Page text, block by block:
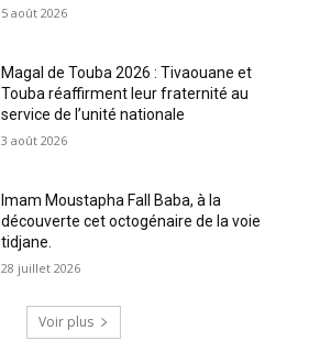
5 août 2026
Magal de Touba 2026 : Tivaouane et
Touba réaffirment leur fraternité au
service de l’unité nationale
3 août 2026
Imam Moustapha Fall Baba, à la
découverte cet octogénaire de la voie
tidjane.
28 juillet 2026
Voir plus